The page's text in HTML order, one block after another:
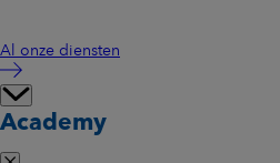
Al onze diensten
Academy